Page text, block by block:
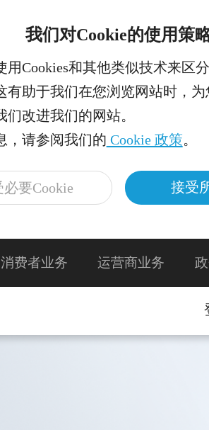
我们对Cookie的使用策
用Cookies和其他类似技术来区
有助于我们在您浏览网站时，
们改进我们的网站。
，请参阅我们的 Cookie 政策。
要Cookie 接受
消费者业务 运营商业务